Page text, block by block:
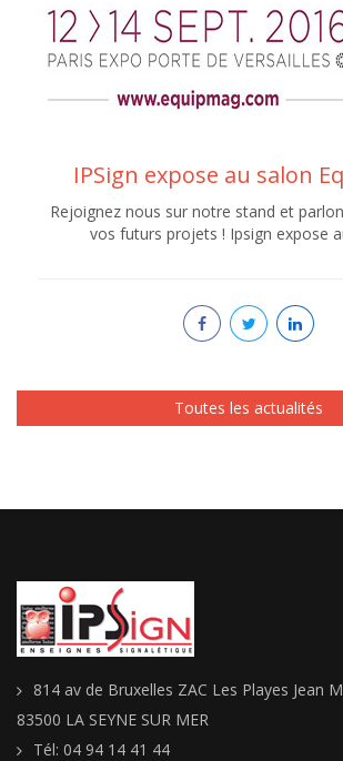
IPSign expose au salon
Rejoignez nous sur notre stand et
vos futurs projets ! Ipsign expose
Toutes les actualités
814 av de Bruxelles ZAC Les Playes Jean
83500 LA SEYNE SUR MER
Tél: 04 94 14 41 44